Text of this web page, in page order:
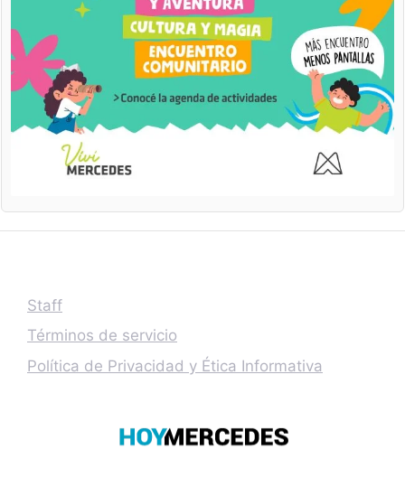
Staff
Términos de servicio
Política de Privacidad y Ética Informativa